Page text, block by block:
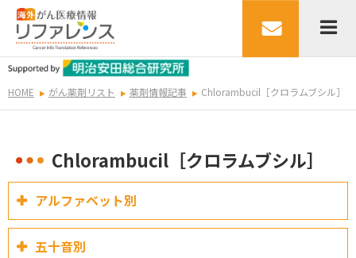
HOME がん薬剤リスト 薬剤情報記事 Chlorambucil［クロラムブシル］
Chlorambucil［クロラムブシル］
アルファベット別
五十音別